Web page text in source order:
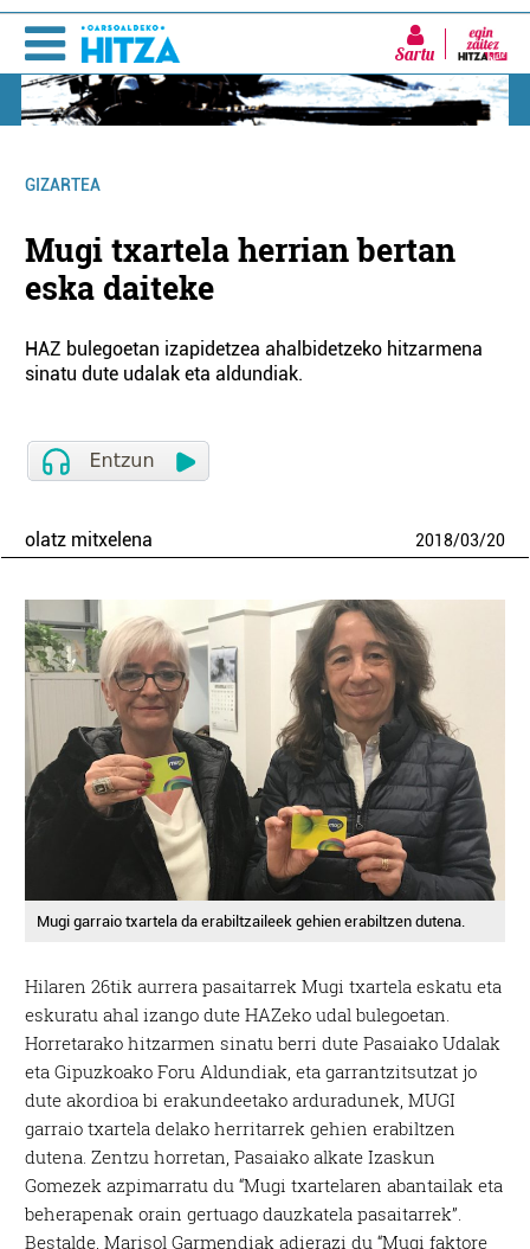
Sartu
GIZARTEA
Mugi txartela herrian bertan
eska daiteke
HAZ bulegoetan izapidetzea ahalbidetzeko hitzarmena
sinatu dute udalak eta aldundiak.
olatz mitxelena 2018/03/20
Mugi garraio txartela da erabiltzaileek gehien erabiltzen dutena.
Hilaren 26tik aurrera pasaitarrek Mugi txartela eskatu eta
eskuratu ahal izango dute HAZeko udal bulegoetan.
Horretarako hitzarmen sinatu berri dute Pasaiako Udalak
eta Gipuzkoako Foru Aldundiak, eta garrantzitsutzat jo
dute akordioa bi erakundeetako arduradunek, MUGI
garraio txartela delako herritarrek gehien erabiltzen
dutena. Zentzu horretan, Pasaiako alkate Izaskun
Gomezek azpimarratu du “Mugi txartelaren abantailak eta
beherapenak orain gertuago dauzkatela pasaitarrek”.
Bestalde, Marisol Garmendiak adierazi du “Mugi faktore